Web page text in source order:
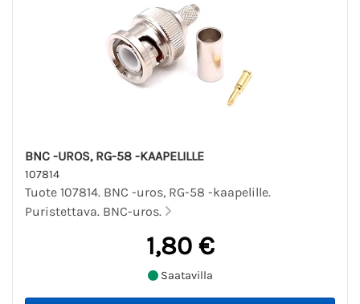
BNC -UROS, RG-58 -KAAPELILLE
107814
Tuote 107814. BNC -uros, RG-58 -kaapelille.
Puristettava. BNC-uros.
1,80 €
Saatavilla